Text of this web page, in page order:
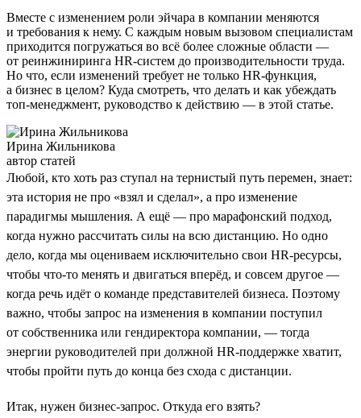
Вместе с изменением роли эйчара в компании меняются
и требования к нему. С каждым новым вызовом специалистам
приходится погружаться во всё более сложные области —
от реинжиниринга HR-систем до производительности труда.
Но что, если изменений требует не только HR-функция,
а бизнес в целом? Куда смотреть, что делать и как убеждать
топ-менеджмент, руководство к действию — в этой статье.
Ирина Жильникова
автор статей
Любой, кто хоть раз ступал на тернистый путь перемен, знает:
эта история не про «взял и сделал», а про изменение
парадигмы мышления. А ещё — про марафонский подход,
когда нужно рассчитать силы на всю дистанцию. Но одно
дело, когда мы оцениваем исключительно свои HR-ресурсы,
чтобы что-то менять и двигаться вперёд, и совсем другое —
когда речь идёт о команде представителей бизнеса. Поэтому
важно, чтобы запрос на изменения в компании поступил
от собственника или гендиректора компании, — тогда
энергии руководителей при должной HR-поддержке хватит,
чтобы пройти путь до конца без схода с дистанции.
Итак, нужен бизнес-запрос. Откуда его взять?